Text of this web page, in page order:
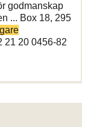
godmanskap
... Box 18, 295
21 20 0456-82